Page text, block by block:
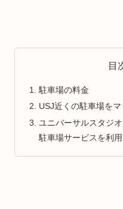
目
駐車場の料金
USJ近くの駐車場を
ユニバーサルスタジ
駐車場サービスを利